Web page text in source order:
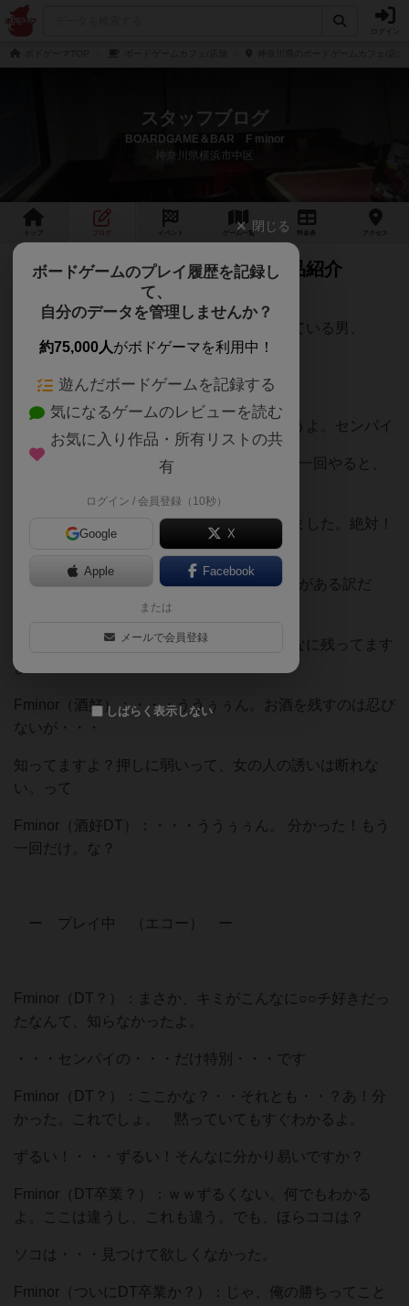
スタッフブログ
BOARDGAME＆BAR F minor
神奈川県横浜市中区
ゲーム 一覧 料金 アクセス
まるで、〇〇チへの誘惑の様な作品紹介
ー 今でもモテるという勘違いを拗らせている男、
Fminor の物語 ー
エー！？楽しかった。もう一回やりましょうよ。センパイ
Fminor（DT）：ハハハ ちょっと・・もう一回やると、
慣れてきたんで、かかる時間も大体わかりました。絶対！
終電までに間に合いますから
Fminor（DT）：ううぅぅん。お互いの生活がある訳だ
でも、一緒に飲んでるボトルも、まだこんなに残ってます
よ？
Fminor（酒好）：・・・ううぅぅん。お酒を残すのは忍び
ないが・・・
知ってますよ？押しに弱いって、女の人の誘いは断れな
い。って
Fminor（酒好DT）：・・・ううぅぅん。 分かった！もう
一回だけ。な？
ー プレイ中 （エコー） ー
Fminor（DT？）：まさか、キミがこんなに○○チ好きだっ
たなんて、知らなかったよ。
・・・センパイの・・・だけ特別・・・です
Fminor（DT？）：ここかな？・・それとも・・？あ！分
かった。これでしょ。 黙っていてもすぐわかるよ。
ずるい！・・・ずるい！そんなに分かり易いですか？
Fminor（DT卒業？）：ｗｗずるくない。何でもわかる
よ。ここは違うし、これも違う。でも、ほらココは？
ソコは・・・見つけて欲しくなかった。
Fminor（ついにDT卒業か？）：じゃ、俺の勝ちってこと
閉じる
ボードゲームのプレイ履歴を記録し
て、
自分のデータを管理しませんか？
約75,000人がボドゲーマを利用中！
遊んだボードゲームを記録する
気になるゲームのレビューを読む
お気に入り作品・所有リストの共
有
ログイン / 会員登録（10秒）
Google X
Apple Facebook
または
メールで会員登録
しばらく表示しない